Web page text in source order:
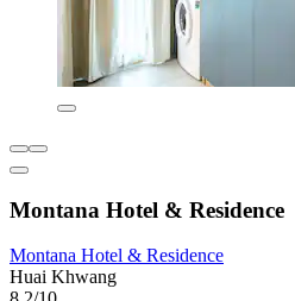
Montana Hotel & Residence
Montana Hotel & Residence
Huai Khwang